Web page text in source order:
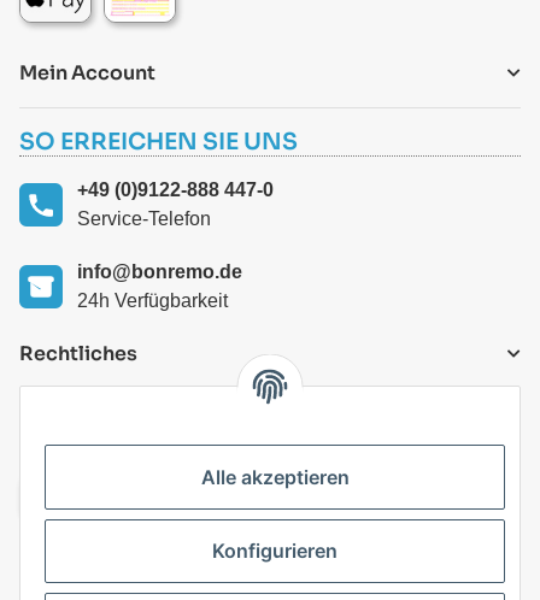
Mein Account
SO ERREICHEN SIE UNS
+49 (0)9122-888 447-0
Service-Telefon
info@bonremo.de
24h Verfügbarkeit
Rechtliches
Alle akzeptieren
Konfigurieren